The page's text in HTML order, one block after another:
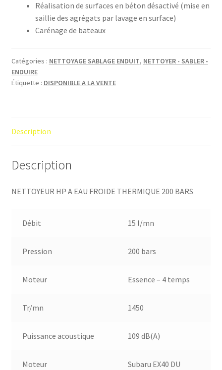
Réalisation de surfaces en béton désactivé (mise en
saillie des agrégats par lavage en surface)
Carénage de bateaux
Catégories : NETTOYAGE SABLAGE ENDUIT, NETTOYER - SABLER -
ENDUIRE
Étiquette : DISPONIBLE A LA VENTE
Description
Description
NETTOYEUR HP A EAU FROIDE THERMIQUE 200 BARS
Débit 15 l/mn
Pression 200 bars
Moteur Essence – 4 temps
Tr/mn 1450
Puissance acoustique 109 dB(A)
Moteur Subaru EX40 DU